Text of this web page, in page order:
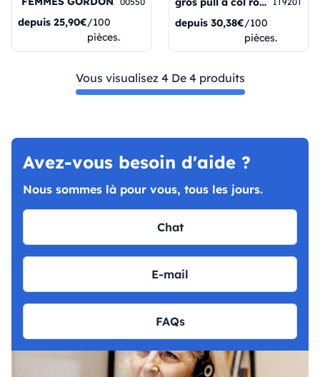
depuis 25,90€/100
pièces.
depuis 30,38€/100
pièces.
Vous visualisez 4 De 4 produits
Avez-vous besoin d'aide ?
Nous sommes là pour vous, tous les jours.
Chat
E-mail
FAQs